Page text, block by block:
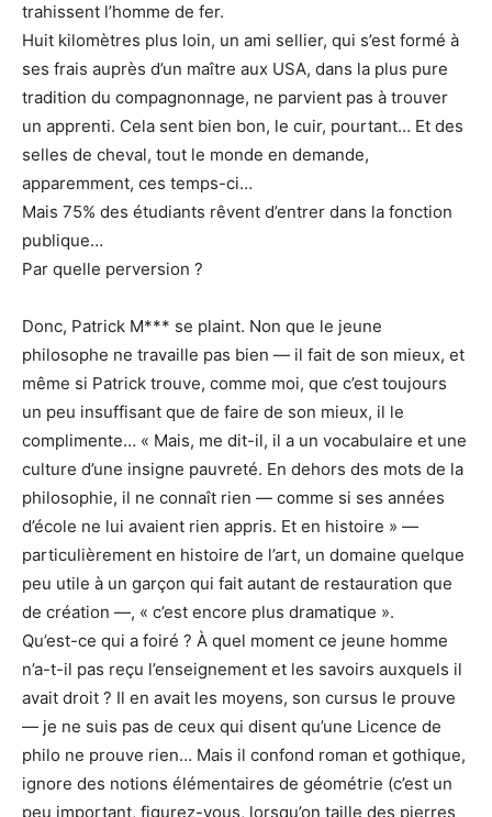
trahissent l’homme de fer.
Huit kilomètres plus loin, un ami sellier, qui s’est formé à
ses frais auprès d’un maître aux USA, dans la plus pure
tradition du compagnonnage, ne parvient pas à trouver
un apprenti. Cela sent bien bon, le cuir, pourtant… Et des
selles de cheval, tout le monde en demande,
apparemment, ces temps-ci…
Mais 75% des étudiants rêvent d’entrer dans la fonction
publique…
Par quelle perversion ?
Donc, Patrick M*** se plaint. Non que le jeune
philosophe ne travaille pas bien — il fait de son mieux, et
même si Patrick trouve, comme moi, que c’est toujours
un peu insuffisant que de faire de son mieux, il le
complimente… « Mais, me dit-il, il a un vocabulaire et une
culture d’une insigne pauvreté. En dehors des mots de la
philosophie, il ne connaît rien — comme si ses années
d’école ne lui avaient rien appris. Et en histoire » —
particulièrement en histoire de l’art, un domaine quelque
peu utile à un garçon qui fait autant de restauration que
de création —, « c’est encore plus dramatique ».
Qu’est-ce qui a foiré ? À quel moment ce jeune homme
n’a-t-il pas reçu l’enseignement et les savoirs auxquels il
avait droit ? Il en avait les moyens, son cursus le prouve
— je ne suis pas de ceux qui disent qu’une Licence de
philo ne prouve rien… Mais il confond roman et gothique,
ignore des notions élémentaires de géométrie (c’est un
peu important, figurez-vous, lorsqu’on taille des pierres